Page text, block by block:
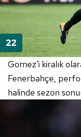
Gomez'i kiralık
Fenerbahçe,
halinde sezon